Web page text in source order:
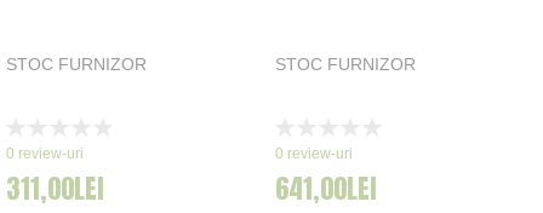
STOC FURNIZOR
0%
0 review-uri
311,00LEI
STOC FURNIZOR
0%
0 review-uri
641,00LEI